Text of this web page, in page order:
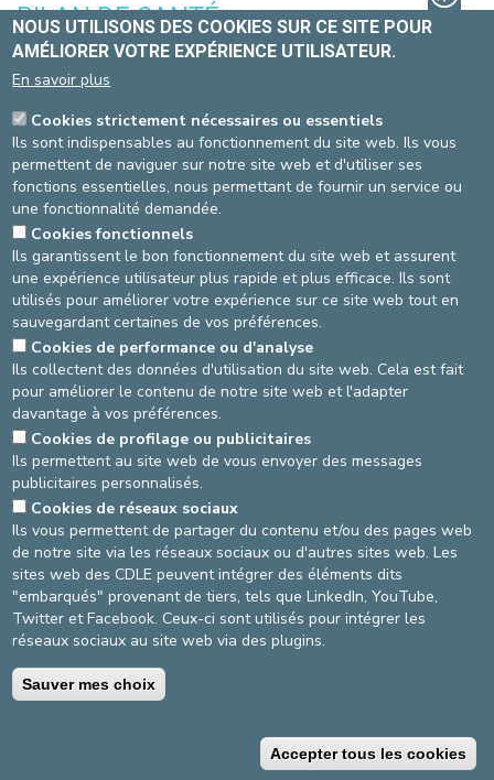
BILAN DE SANTÉ
MEDICARE
Cliquez ici pour télécharger le dépliant (.pdf)
Source: Équipe Medicare - Dernière mise-à-jour: 17/02/2020
AGRANDIR / RÉDUIRE
asbl Cliniques de l’Europe – Europa Ziekenhuizen vzw
N° d’entreprise : 0432011571
Conditions générales d'utilisation
Politique vie privée
©2025 Cliniques de l’Europe
Conditions de
facturation
NOUS UTILISONS DES COOKIES SUR CE SITE POUR
AMÉLIORER VOTRE EXPÉRIENCE UTILISATEUR.
En savoir plus
Cookies strictement nécessaires ou essentiels
Ils sont indispensables au fonctionnement du site web. Ils vous
permettent de naviguer sur notre site web et d'utiliser ses
fonctions essentielles, nous permettant de fournir un service ou
une fonctionnalité demandée.
Cookies fonctionnels
Ils garantissent le bon fonctionnement du site web et assurent
une expérience utilisateur plus rapide et plus efficace. Ils sont
utilisés pour améliorer votre expérience sur ce site web tout en
sauvegardant certaines de vos préférences.
Cookies de performance ou d'analyse
Ils collectent des données d'utilisation du site web. Cela est fait
pour améliorer le contenu de notre site web et l'adapter
davantage à vos préférences.
Cookies de profilage ou publicitaires
Ils permettent au site web de vous envoyer des messages
publicitaires personnalisés.
Cookies de réseaux sociaux
Ils vous permettent de partager du contenu et/ou des pages web
de notre site via les réseaux sociaux ou d'autres sites web. Les
sites web des CDLE peuvent intégrer des éléments dits
"embarqués" provenant de tiers, tels que LinkedIn, YouTube,
Twitter et Facebook. Ceux-ci sont utilisés pour intégrer les
réseaux sociaux au site web via des plugins.
Sauver mes choix
Accepter tous les cookies